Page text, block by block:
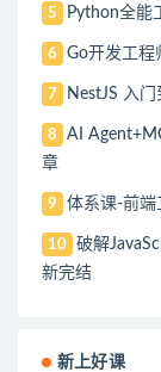
5 Python全能
6 Go开发工程
7 NestJS 入
8
AI
章
9 体系课-前
10
破解
新完结
新上好课